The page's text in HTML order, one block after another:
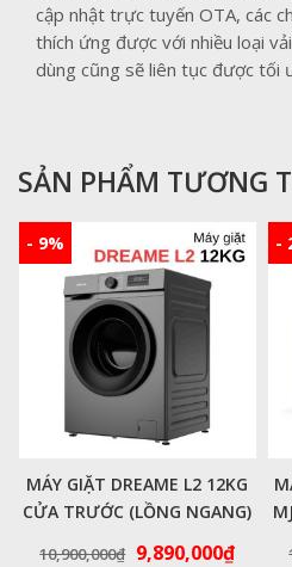
cập nhật trực tuyến OTA, các
thích ứng được với nhiều loại
dùng cũng sẽ liên tục được tối
SẢN PHẨM TƯƠNG
- 9%
MÁY GIẶT DREAME L2 12KG
CỬA TRƯỚC (LỒNG NGANG)
10,900,000₫ Giá
9,890,000₫Giá
-